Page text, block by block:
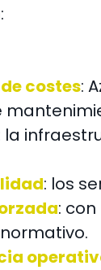
costes:
la
: los
: